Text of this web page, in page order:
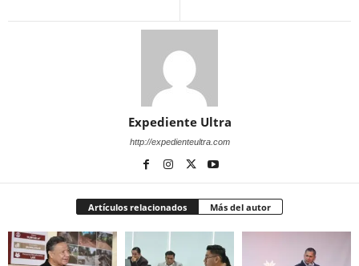
Expediente Ultra
http://expedienteultra.com
Artículos relacionados Más del autor